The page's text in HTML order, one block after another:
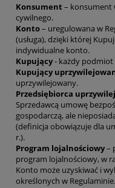
Konsument – konsument
cywilnego.
Konto– uregulowana w
(usługa), dzięki której
indywidualne konto.
Kupujący- każdy podmiot
Kupujący
uprzywilejowany.
Przedsiębiorca
Sprzedawcą umowę
gospodarczą, ale
(definicja obowiązuje dla
r.).
Program lojalnościowy–
program lojalnościowy, w
Konto może uzyskiwać i
określonych w Regulaminie.